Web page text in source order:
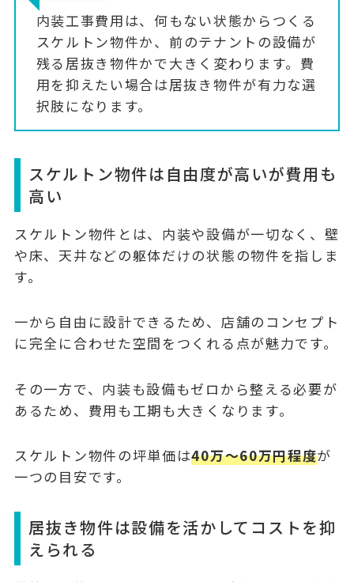
内装工事費用は、何もない状態からつくる
スケルトン物件か、前のテナントの設備が
残る 居抜き物件かで大きく変わります。費
用を抑えたい場合は居抜き物件が有力な選
択肢になります。
スケルトン物件は自由度が高いが費用も
高い
スケルトン物件とは、内装や設備が一切なく、壁
や床、天井などの躯体だけの状態の物件を指しま
す。
一から自由に設計できるため、店舗のコンセプト
に完全に合わせた空間をつくれる点が魅力です。
その一方で、内装も設備もゼロから整える必要が
あるため、費用も工期も大きくなります。
スケルトン物件の坪単価は40万〜60万円程度が
一つの目安です。
居抜き物件は設備を活かしてコストを抑
えられる